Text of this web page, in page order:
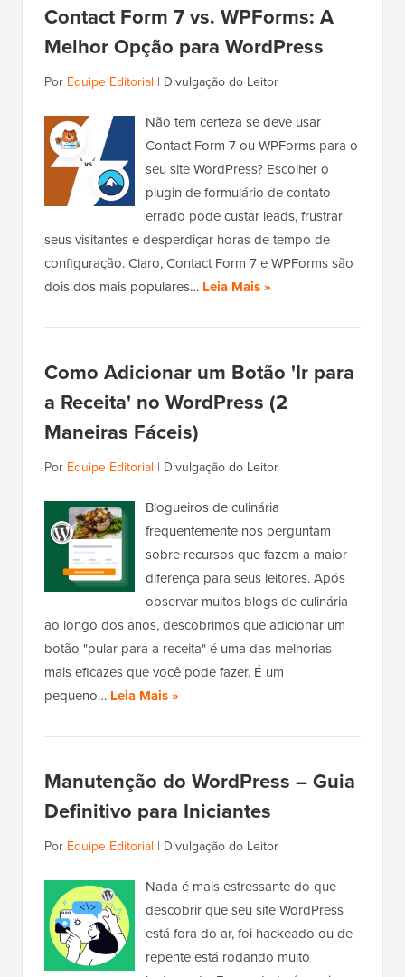
Contact Form 7 vs. WPForms: A
Melhor Opção para WordPress
Por Equipe Editorial | Divulgação do Leitor
Não tem certeza se deve usar
Contact Form 7 ou WPForms para o
seu site WordPress? Escolher o
plugin de formulário de contato
errado pode custar leads, frustrar
seus visitantes e desperdiçar horas de tempo de
configuração. Claro, Contact Form 7 e WPForms são
dois dos mais populares… Leia Mais »
Como Adicionar um Botão 'Ir para
a Receita' no WordPress (2
Maneiras Fáceis)
Por Equipe Editorial | Divulgação do Leitor
Blogueiros de culinária
frequentemente nos perguntam
sobre recursos que fazem a maior
diferença para seus leitores. Após
observar muitos blogs de culinária
ao longo dos anos, descobrimos que adicionar um
botão "pular para a receita" é uma das melhorias
mais eficazes que você pode fazer. É um
pequeno… Leia Mais »
Manutenção do WordPress – Guia
Definitivo para Iniciantes
Por Equipe Editorial | Divulgação do Leitor
Nada é mais estressante do que
descobrir que seu site WordPress
está fora do ar, foi hackeado ou de
repente está rodando muito